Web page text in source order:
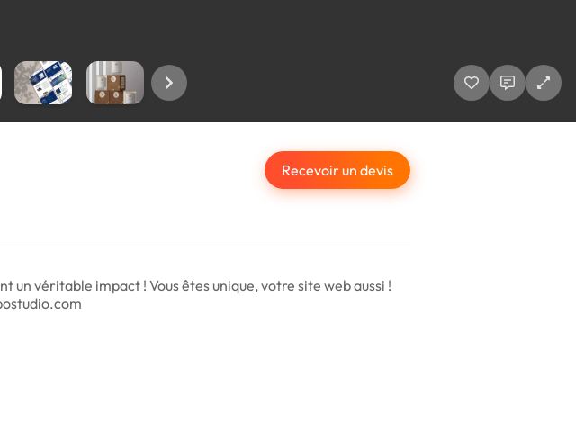
Recevoir un devis
un véritable impact ! Vous êtes unique, votre site web aussi !